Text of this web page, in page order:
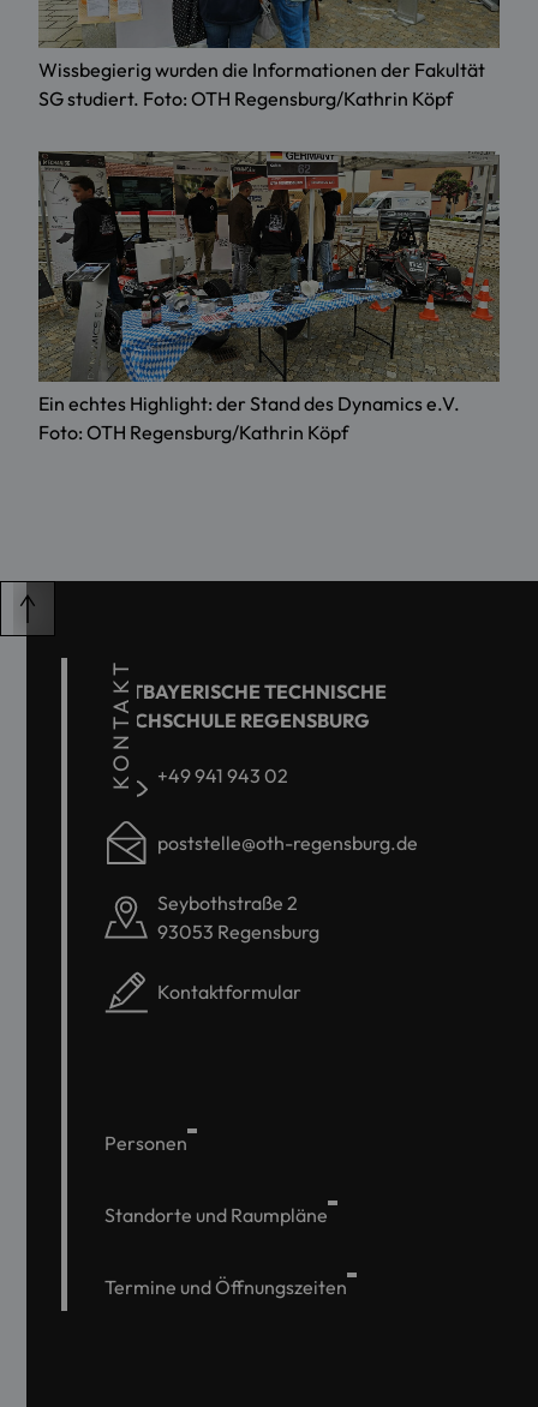
Wissbegierig wurden die Informationen der Fakultät
SG studiert. Foto: OTH Regensburg/Kathrin Köpf
Ein echtes Highlight: der Stand des Dynamics e.V.
Foto: OTH Regensburg/Kathrin Köpf
KONTAKT
OSTBAYERISCHE TECHNISCHE
HOCHSCHULE REGENSBURG
+49 941 943 02
poststelle@oth-regensburg.de
Seybothstraße 2
93053 Regensburg
Kontaktformular
Personen
Standorte und Raumpläne
Termine und Öffnungszeiten